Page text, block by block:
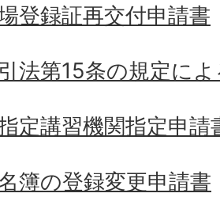
登録証再交付申請書
法第15条の規定に
定講習機関指定申請
簿の登録変更申請書